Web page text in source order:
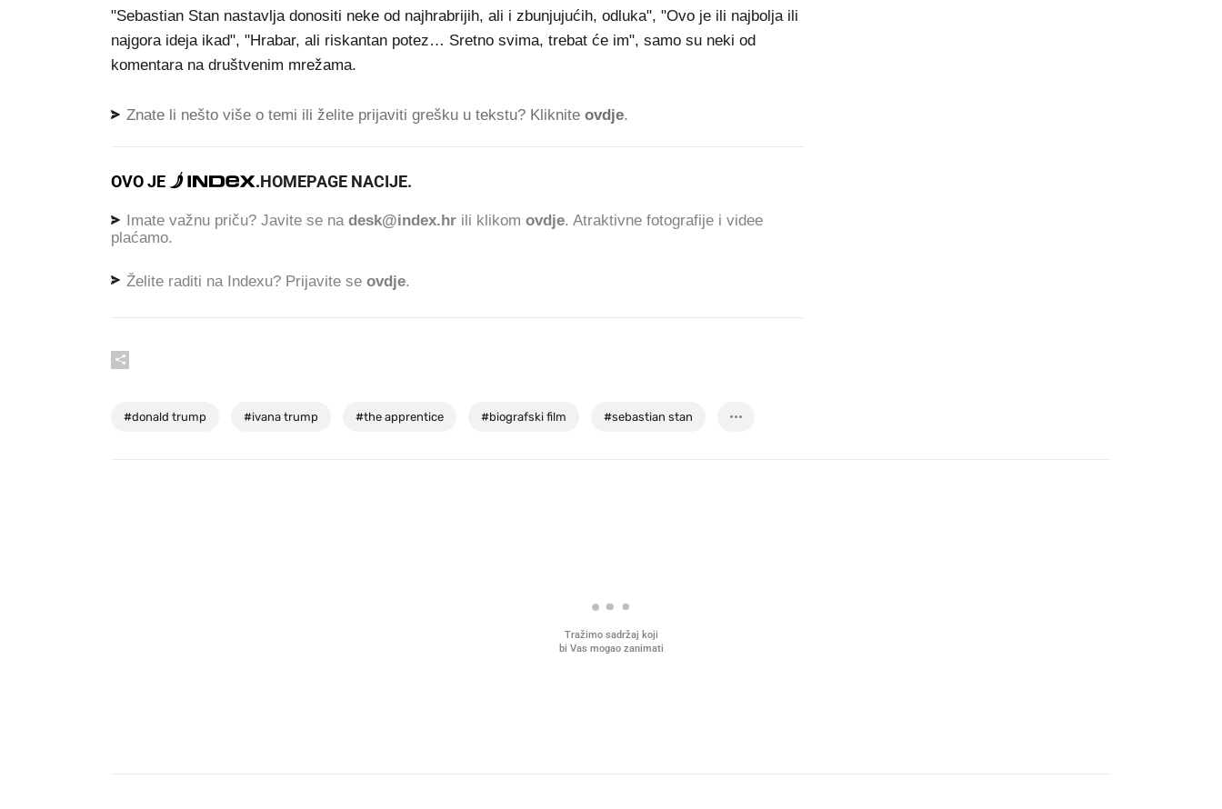
"Sebastian Stan nastavlja donositi neke od najhrabrijih, ali i zbunjujućih, odluka", "Ovo je ili najbolja ili
najgora ideja ikad", "Hrabar, ali riskantan potez… Sretno svima, trebat će im", samo su neki od
komentara na društvenim mrežama.
Znate li nešto više o temi ili želite prijaviti grešku u tekstu? Kliknite ovdje.
OVO JE .HOMEPAGE NACIJE.
Imate važnu priču? Javite se na desk@index.hr ili klikom ovdje. Atraktivne fotografije i videe
plaćamo.
Želite raditi na Indexu? Prijavite se ovdje.
#donald trump #ivana trump #the apprentice #biografski film #sebastian stan
Tražimo sadržaj koji
bi Vas mogao zanimati